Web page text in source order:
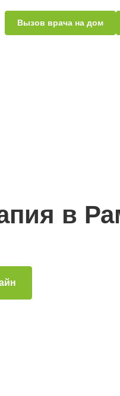
Вызов врача на дом
в